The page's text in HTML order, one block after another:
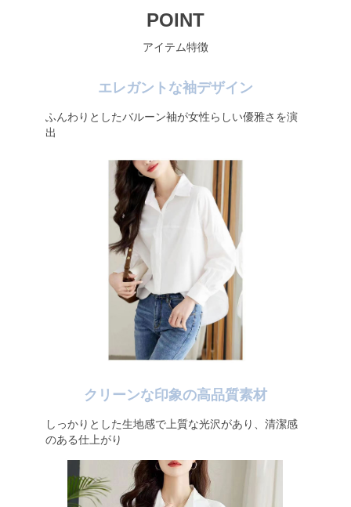
POINT
アイテム特徴
エレガントな袖デザイン
ふんわりとしたバルーン袖が女性らしい優雅さを演
出
クリーンな印象の高品質素材
しっかりとした生地感で上質な光沢があり、清潔感
のある仕上がり